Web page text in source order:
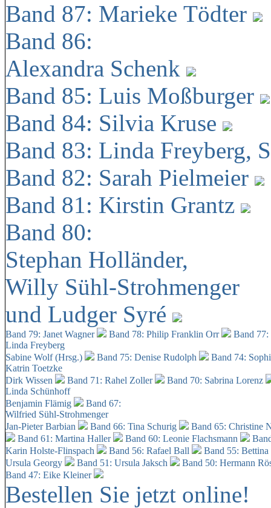
Band 87: Marieke Tödter
Band 86:
Alexandra Schenk
Band 85: Luis Moßburger
Band 84: Silvia Kruse
Band 83: Linda Freyberg,
Band 82: Sarah Pielmeier
Band 81: Kirstin Grantz
Band 80:
Stephan Holländer,
Willy Sühl-Strohmenger
und Ludger Syré
Band 79: Janet Wagner Band 78: Philip Franklin Orr
Band
Linda Freyberg
Sabine Wolf (Hrsg.)
Band 75: Denise Rudolph
Band 74:
Katrin Toetzke
Dirk Wissen
Band 71: Rahel Zoller
Band 70: Sabrina Lorenz
Linda Schünhoff
Benjamin Flämig
Band 67:
Wilfried Sühl-Strohmenger
Jan-Pieter Barbian
Band 66: Tina Schurig
Band 65: Christine
Band 61: Martina Haller
Band 60: Leonie Flachsmann
Karin Holste-Flinspach
Band 56: Rafael Ball
Band 55:
Ursula Georgy
Band 51: Ursula Jaksch Band 50: Hermann
Band 47: Eike Kleiner
Bestellen Sie jetzt online!